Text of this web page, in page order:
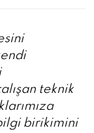
teknik
birikimini